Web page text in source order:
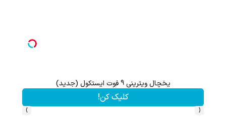
یخچال ویترینی 9 فوت ایستکول (جدید)
کلیک کن!
‹
›